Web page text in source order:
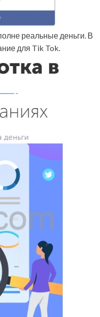
реальные деньги. В
для Tik Tok.